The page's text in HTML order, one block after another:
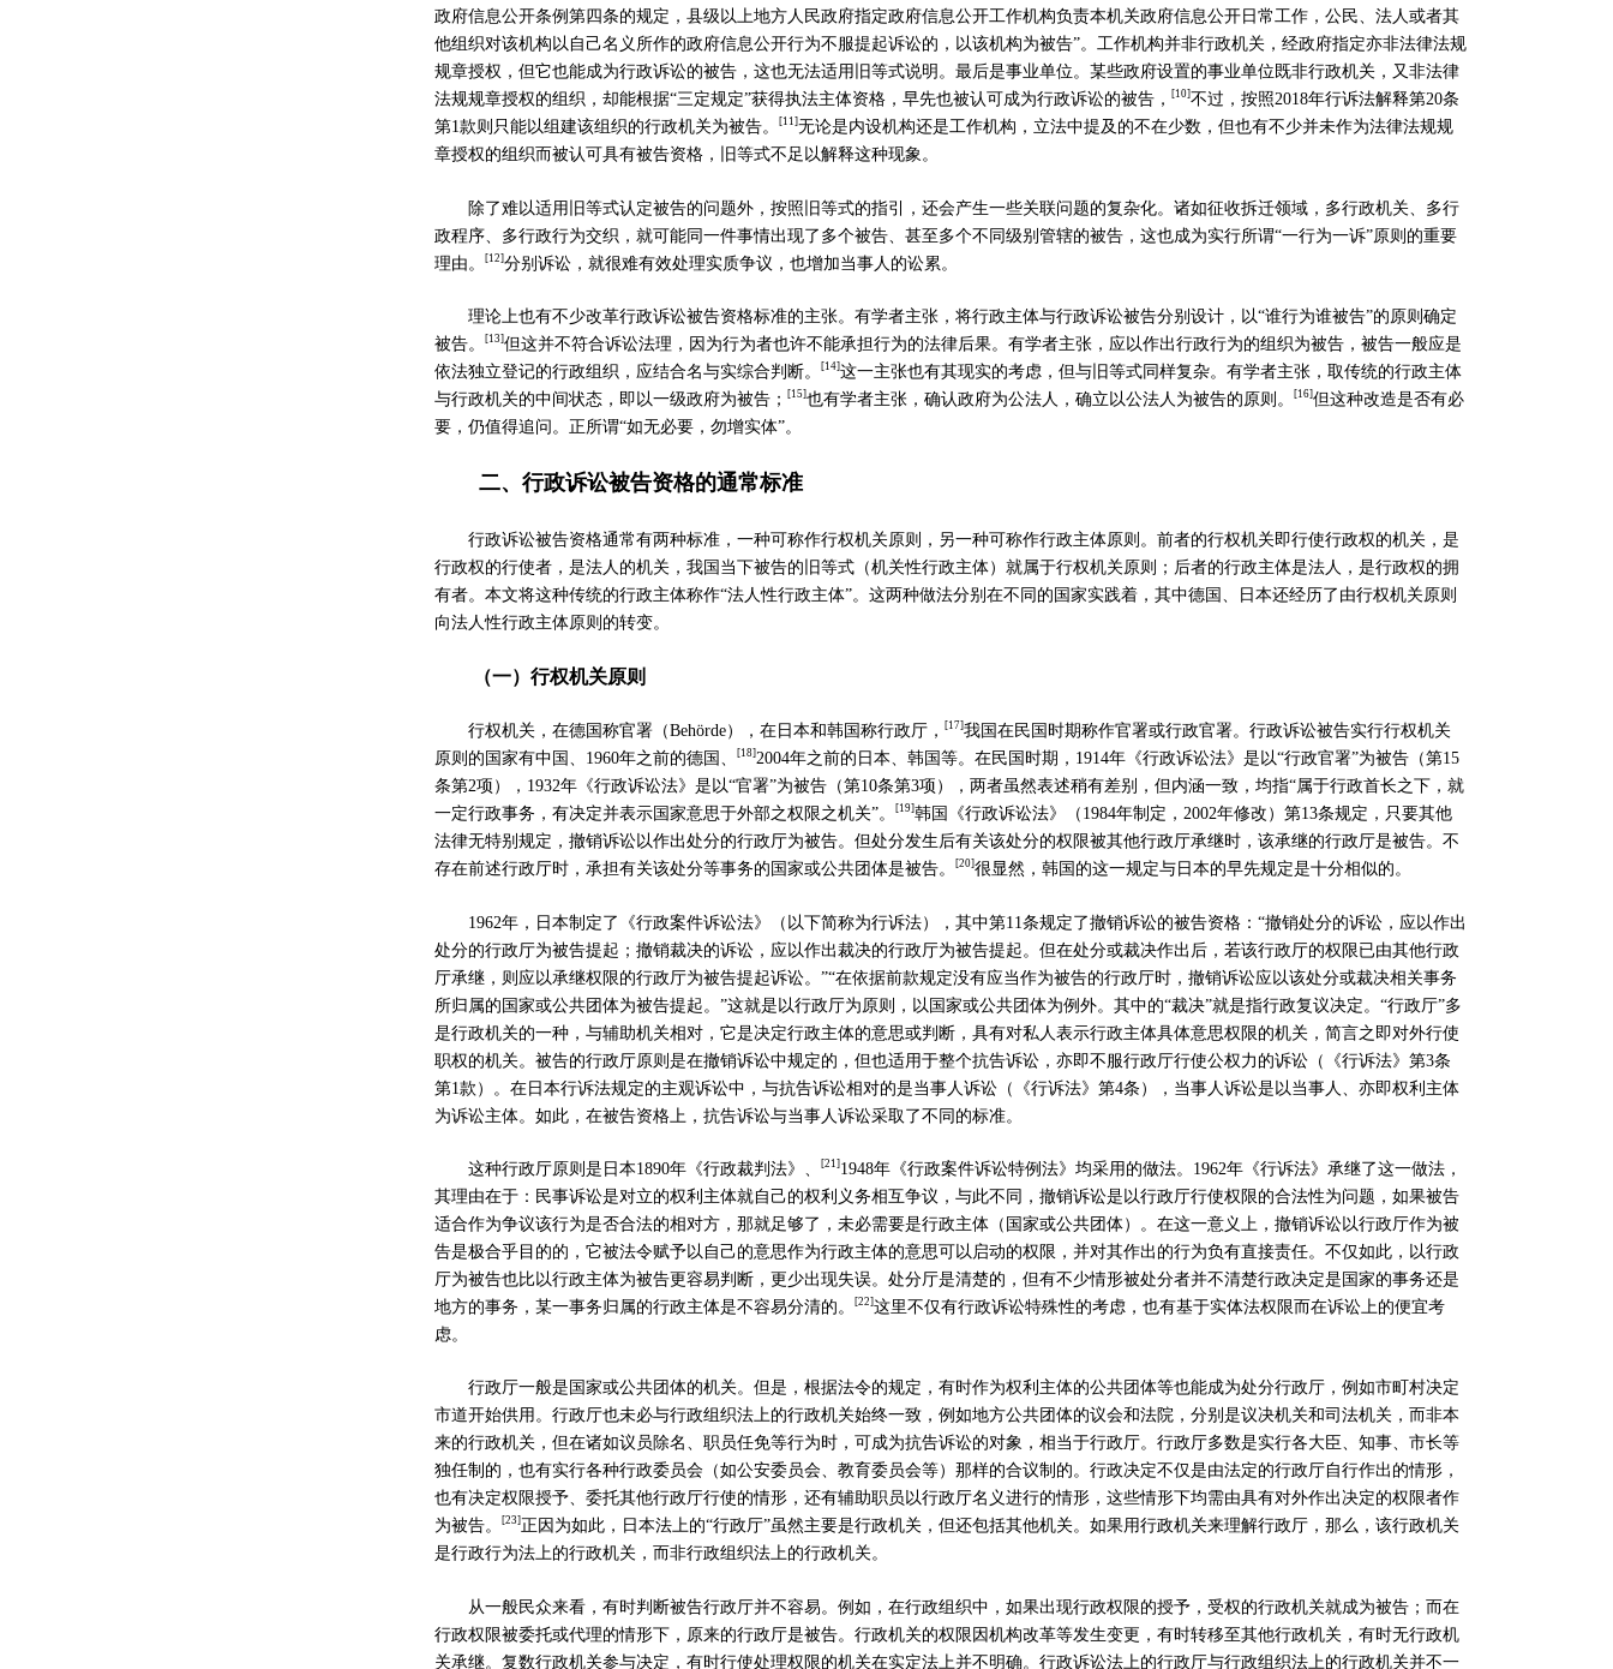
政府信息公开条例第四条的规定，县级以上地方人民政府指定政府信息公开工作机构负责本机关政府信息公开日常工作，公民、法人或者其
他组织对该机构以自己名义所作的政府信息公开行为不服提起诉讼的，以该机构为被告”。工作机构并非行政机关，经政府指定亦非法律法规
规章授权，但它也能成为行政诉讼的被告，这也无法适用旧等式说明。最后是事业单位。某些政府设置的事业单位既非行政机关，又非法律
法规规章授权的组织，却能根据“三定规定”获得执法主体资格，早先也被认可成为行政诉讼的被告， [10] 不过，按照2018年行诉法解释第20条
第1款则只能以组建该组织的行政机关为被告。 11] 无论是内设机构还是工作机构，立法中提及的不在少数，但也有不少并未作为法律法规规
章授权的组织而被认可具有被告资格，旧等式不足以解释这种现象。
除了难以适用旧等式认定被告的问题外，按照旧等式的指引，还会产生一些关联问题的复杂化。诸如征收拆迁领域，多行政机关、多行
政程序、多行政行为交织，就可能同一件事情出现了多个被告、甚至多个不同级别管辖的被告，这也成为实行所谓“一行为一诉”原则的重要
理由。
[12]分别诉讼，就很难有效处理实质争议，也增加当事人的讼累。
理论上也有不少改革行政诉讼被告资格标准的主张。有学者主张，将行政主体与行政诉讼被告分别设计，以“谁行为谁被告”的原则确定
被告。
[13]但这并不符合诉讼法理，因为行为者也许不能承担行为的法律后果。有学者主张，应以作出行政行为的组织为被告，被告一般应是
依法独立登记的行政组织，应结合名与实综合判断。
[14]这一主张也有其现实的考虑，但与旧等式同样复杂。有学者主张，取传统的行政主体
与行政机关的中间状态，即以一级政府为被告；
[15]也有学者主张，确认政府为公法人，确立以公法人为被告的原则。 [16]但这种改造是否有必
要，仍值得追问。正所谓“如无必要，勿增实体”。
二、行政诉讼被告资格的通常标准
行政诉讼被告资格通常有两种标准，一种可称作行权机关原则，另一种可称作行政主体原则。前者的行权机关即行使行政权的机关，是
行政权的行使者，是法人的机关，我国当下被告的旧等式（机关性行政主体）就属于行权机关原则；后者的行政主体是法人，是行政权的拥
有者。本文将这种传统的行政主体称作“法人性行政主体”。这两种做法分别在不同的国家实践着，其中德国、日本还经历了由行权机关原则
向法人性行政主体原则的转变。
（一）行权机关原则
行权机关，在德国称官署（Behörde），在日本和韩国称行政厅， 17] 我国在民国时期称作官署或行政官署。行政诉讼被告实行行权机关
原则的国家有中国、 1960年之前的德国、 18] 2004年之前的日本、韩国等。在民国时期， 1914年《行政诉讼法》是以“行政官署”为被告（第15
条第2项）， 1932年《行政诉讼法》是以“官署”为被告（第10条第3项），两者虽然表述稍有差别，但内涵一致，均指“属于行政首长之下，就
一定行政事务，有决定并表示国家意思于外部之权限之机关”。 [19] 韩国《行政诉讼法》（ 1984年制定， 2002年修改）第13条规定，只要其他
法律无特别规定，撤销诉讼以作出处分的行政厅为被告。但处分发生后有关该处分的权限被其他行政厅承继时，该承继的行政厅是被告。不
存在前述行政厅时，承担有关该处分等事务的国家或公共团体是被告。
20] 很显然，韩国的这一规定与日本的早先规定是十分相似的。
1962年，日本制定了《行政案件诉讼法》（以下简称为行诉法），其中第11条规定了撤销诉讼的被告资格： “撤销处分的诉讼，应以作出
处分的行政厅为被告提起；撤销裁决的诉讼，应以作出裁决的行政厅为被告提起。但在处分或裁决作出后，若该行政厅的权限已由其他行政
厅承继，则应以承继权限的行政厅为被告提起诉讼。 ”“在依据前款规定没有应当作为被告的行政厅时，撤销诉讼应以该处分或裁决相关事务
所归属的国家或公共团体为被告提起。 ”这就是以行政厅为原则，以国家或公共团体为例外。其中的“裁决”就是指行政复议决定。 “行政厅”多
是行政机关的一种，与辅助机关相对，它是决定行政主体的意思或判断，具有对私人表示行政主体具体意思权限的机关，简言之即对外行使
职权的机关。被告的行政厅原则是在撤销诉讼中规定的，但也适用于整个抗告诉讼，亦即不服行政厅行使公权力的诉讼（《行诉法》第3条
第1款）。在日本行诉法规定的主观诉讼中，与抗告诉讼相对的是当事人诉讼（《行诉法》第4条），当事人诉讼是以当事人、亦即权利主体
为诉讼主体。如此，在被告资格上，抗告诉讼与当事人诉讼采取了不同的标准。
这种行政厅原则是日本1890年《行政裁判法》、 [21] 1948年《行政案件诉讼特例法》均采用的做法。 1962年《行诉法》承继了这一做法，
其理由在于：民事诉讼是对立的权利主体就自己的权利义务相互争议，与此不同，撤销诉讼是以行政厅行使权限的合法性为问题，如果被告
适合作为争议该行为是否合法的相对方，那就足够了，未必需要是行政主体（国家或公共团体）。在这一意义上，撤销诉讼以行政厅作为被
告是极合乎目的的，它被法令赋予以自己的意思作为行政主体的意思可以启动的权限，并对其作出的行为负有直接责任。不仅如此，以行政
厅为被告也比以行政主体为被告更容易判断，更少出现失误。处分厅是清楚的，但有不少情形被处分者并不清楚行政决定是国家的事务还是
地方的事务，某一事务归属的行政主体是不容易分清的。
[22]这里不仅有行政诉讼特殊性的考虑，也有基于实体法权限而在诉讼上的便宜考
虑。
行政厅一般是国家或公共团体的机关。但是，根据法令的规定，有时作为权利主体的公共团体等也能成为处分行政厅，例如市町村决定
市道开始供用。行政厅也未必与行政组织法上的行政机关始终一致，例如地方公共团体的议会和法院，分别是议决机关和司法机关，而非本
来的行政机关，但在诸如议员除名、职员任免等行为时，可成为抗告诉讼的对象，相当于行政厅。行政厅多数是实行各大臣、知事、市长等
独任制的，也有实行各种行政委员会（如公安委员会、教育委员会等）那样的合议制的。行政决定不仅是由法定的行政厅自行作出的情形，
也有决定权限授予、委托其他行政厅行使的情形，还有辅助职员以行政厅名义进行的情形，这些情形下均需由具有对外作出决定的权限者作
为被告。
23] 正因为如此，日本法上的“行政厅”虽然主要是行政机关，但还包括其他机关。如果用行政机关来理解行政厅，那么，该行政机关
是行政行为法上的行政机关，而非行政组织法上的行政机关。
从一般民众来看，有时判断被告行政厅并不容易。例如，在行政组织中，如果出现行政权限的授予，受权的行政机关就成为被告；而在
行政权限被委托或代理的情形下，原来的行政厅是被告。行政机关的权限因机构改革等发生变更，有时转移至其他行政机关，有时无行政机
关承继。复数行政机关参与决定，有时行使处理权限的机关在实定法上并不明确。行政诉讼法上的行政厅与行政组织法上的行政机关并不一